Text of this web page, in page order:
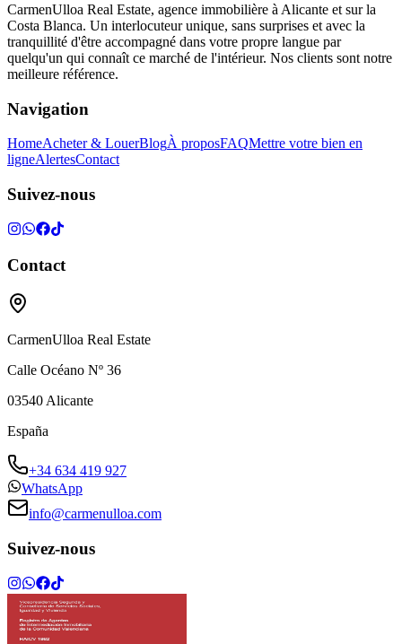
CarmenUlloa Real Estate, agence immobilière à Alicante et sur la
Costa Blanca. Un interlocuteur unique, sans surprises et avec la
tranquillité d'être accompagné dans votre propre langue par
quelqu'un qui connaît ce marché de l'intérieur. Nos clients sont notre
meilleure référence.
Navigation
HomeAcheter & LouerBlogÀ proposFAQMettre votre bien en
ligneAlertesContact
Suivez-nous
Contact
CarmenUlloa Real Estate
Calle Océano Nº 36
03540 Alicante
España
+34 634 419 927
WhatsApp
info@carmenulloa.com
Suivez-nous